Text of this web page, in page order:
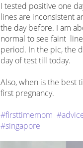
I tested positive one
lines are inconsistent
the day before. I am
normal to see faint
period. In the pic, the
day of test till today.
Also, when is the best
first pregnancy.
#firsttimemom
#singapore